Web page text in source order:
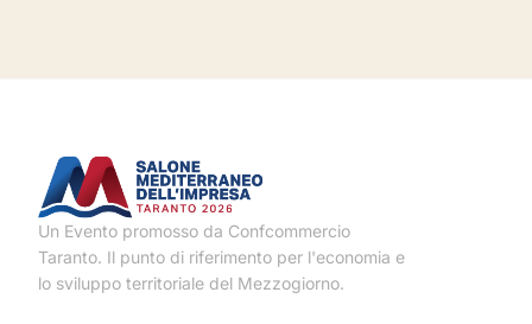
Un Evento promosso da Confcommercio
Taranto. Il punto di riferimento per l'economia e
lo sviluppo territoriale del Mezzogiorno.